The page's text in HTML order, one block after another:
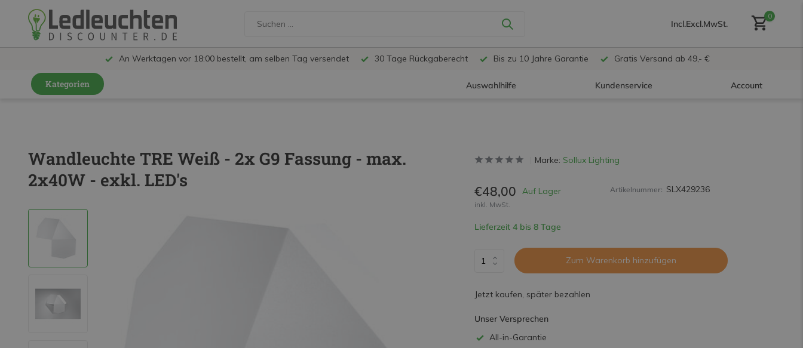
Incl.Excl.MwSt.
0
An Werktagen vor 18:00 bestellt, am selben Tag versendet 30 Tage Rückgaberecht Bis zu 10 Jahre Garantie Gratis Versand ab 49,- €
Kategorien Auswahlhilfe Kundenservice Account
Benutzerkonto
LED Schienensystem Lampen
Innenleuchten
Feuchtraumleuchten IP65
Wandleuchte TRE Weiß - 2x G9 Fassung - max.
2x40W - exkl. LED's
Marke: Sollux Lighting
€48,00 Auf Lager
inkl. MwSt.
Artikelnummer: SLX429236
Lieferzeit 4 bis 8 Tage
Zum Warenkorb hinzufügen
Jetzt kaufen, später bezahlen
Unser Versprechen
All-in-Garantie